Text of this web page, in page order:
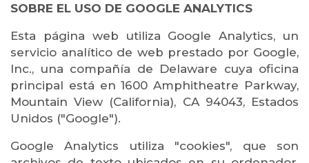
SOBRE EL USO DE GOOGLE ANALYTICS
Esta página web utiliza Google Analytics, un
servicio analítico de web prestado por Google,
Inc., una compañía de Delaware cuya oficina
principal está en 1600 Amphitheatre Parkway,
Mountain View (California), CA 94043, Estados
Unidos ("Google").
Google Analytics utiliza "cookies", que son